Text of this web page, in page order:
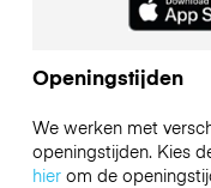
Openingstijden
We werken met
openingstijden. Kies
hierom de